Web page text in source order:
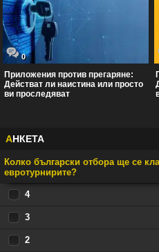
0
Приложения против прегаряне:
Действат ли наистина или просто
ви проследяват
АНКЕТА
Колко български отбора ще се
евротурнирите?
4
3
2